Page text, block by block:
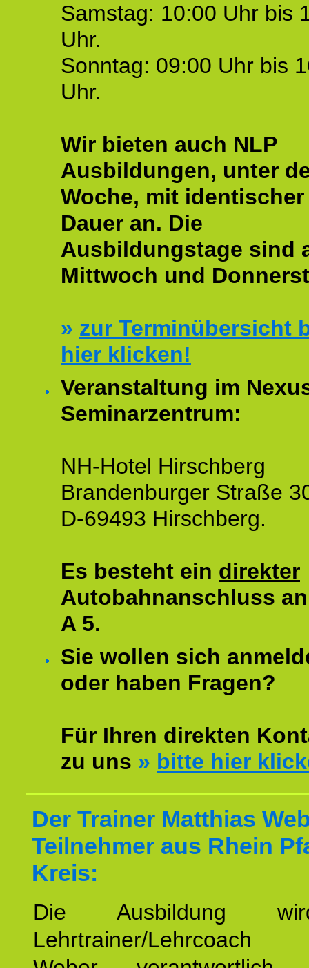
Samstag: 10:00 Uhr bis
Uhr.
Sonntag: 09:00 Uhr bis
Uhr.
Wir bieten auch NLP
Ausbildungen, unter
Woche, mit identischer
Dauer an. Die
Ausbildungstage sind
Mittwoch und
» zur Terminübersicht
hier klicken!
Veranstaltung im
Seminarzentrum:
NH-Hotel Hirschberg
Brandenburger Straße
D-69493 Hirschberg.
Es besteht ein direkter
Autobahnanschluss
A 5.
Sie wollen sich
oder haben Fragen?
Für Ihren direkten
zu uns » bitte hier
Der Trainer Matthias
Teilnehmer aus Rhein
Kreis:
Die Ausbildung
Lehrtrainer/Lehrcoach